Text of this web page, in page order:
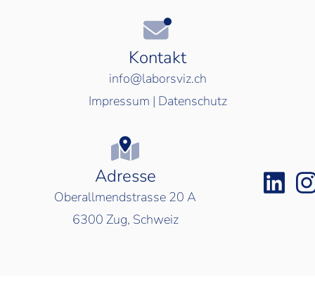
Kontakt
info@laborsviz.ch
Impressum | Datenschutz
Adresse
Oberallmendstrasse 20 A
6300 Zug, Schweiz